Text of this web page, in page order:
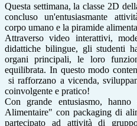
Questa settimana, la classe 2D
concluso un'entusiasmante
corpo umano e la piramide
Attraverso video interattivi,
didattiche bilingue, gli studenti
organi principali, le loro
equilibrata. In questo modo
si rafforzano a vicenda,
coinvolgente e pratico!
Con grande entusiasmo,
Alimentaire" con packaging di
partecipato ad attività di